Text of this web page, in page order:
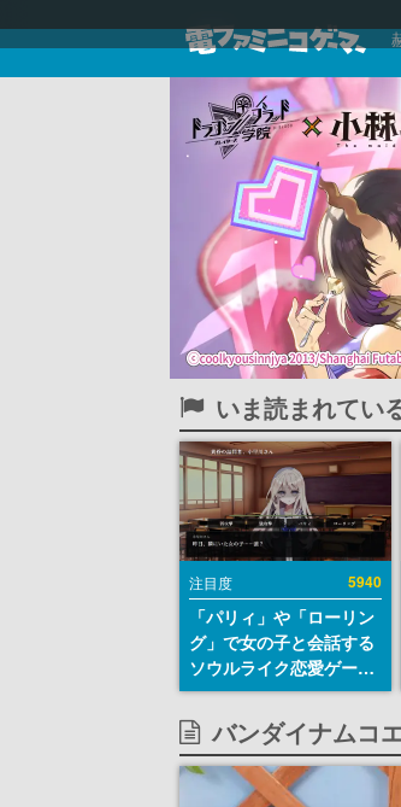
いま読まれてい
注目度 5940
「パリィ」や「ローリン
グ」で女の子と会話する
ソウルライク恋愛ゲーム
『小早川さんはソウルラ
イク』無料公開。返事に
失敗すると「YOU
DIED」
バンダイナムコ